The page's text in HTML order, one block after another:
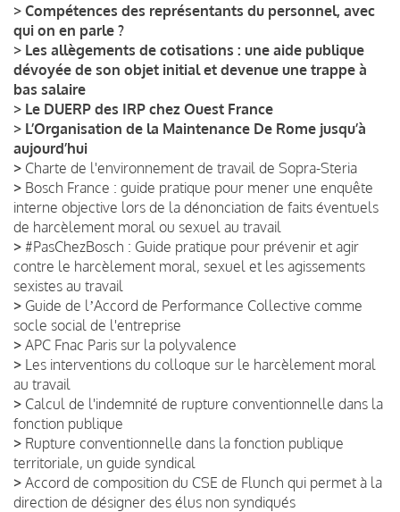
> Compétences des représentants du personnel, avec
qui on en parle ?
> Les allègements de cotisations : une aide publique
dévoyée de son objet initial et devenue une trappe à
bas salaire
> Le DUERP des IRP chez Ouest France
> L’Organisation de la Maintenance De Rome jusqu’à
aujourd’hui
> Charte de l'environnement de travail de Sopra-Steria
> Bosch France : guide pratique pour mener une enquête
interne objective lors de la dénonciation de faits éventuels
de harcèlement moral ou sexuel au travail
> #PasChezBosch : Guide pratique pour prévenir et agir
contre le harcèlement moral, sexuel et les agissements
sexistes au travail
> Guide de lʼAccord de Performance Collective comme
socle social de l'entreprise
> APC Fnac Paris sur la polyvalence
> Les interventions du colloque sur le harcèlement moral
au travail
> Calcul de l'indemnité de rupture conventionnelle dans la
fonction publique
> Rupture conventionnelle dans la fonction publique
territoriale, un guide syndical
> Accord de composition du CSE de Flunch qui permet à la
direction de désigner des élus non syndiqués